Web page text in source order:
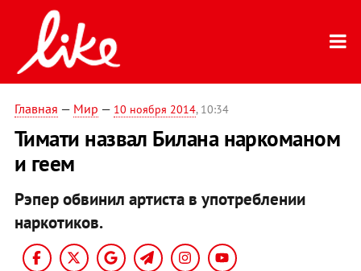
Главная — Мир — 10 ноября 2014, 10:34
Тимати назвал Билана наркоманом
и геем
Рэпер обвинил артиста в употреблении
наркотиков.